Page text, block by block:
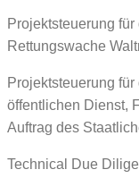
Projektsteuerung
Rettungswache
Projektsteuerung
öffentlichen Dienst,
Auftrag des
Technical Due